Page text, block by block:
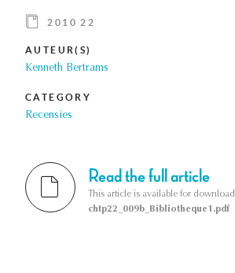
2010 22
AUTEUR(S)
Kenneth Bertrams
CATEGORY
Recensies
Read the full article
This article is available for
chtp22_009b_Bibliotheque1.pdf